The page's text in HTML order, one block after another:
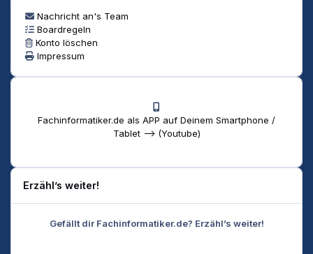
Nachricht an's Team
Boardregeln
Konto löschen
Impressum
Fachinformatiker.de als APP auf Deinem Smartphone /
Tablet --> (Youtube)
Erzähl’s weiter!
Gefällt dir Fachinformatiker.de? Erzähl’s weiter!